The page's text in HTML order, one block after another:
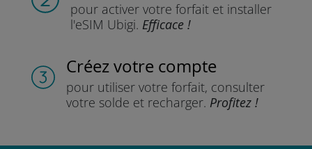
pour activer votre forfaitet installer
l'eSIM Ubigi. Efficace !
Créez votre compte
pour utiliser votre forfait, consulter
votre solde et recharger. Profitez !